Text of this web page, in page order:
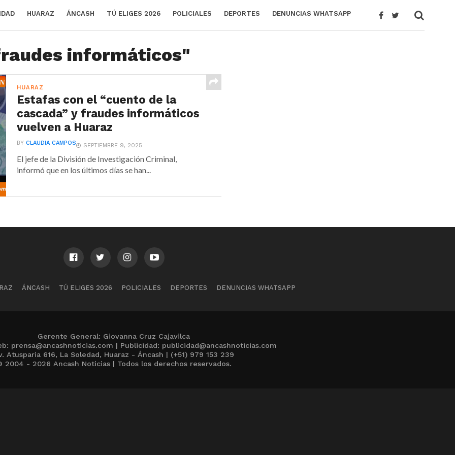
HUARAZ ÁNCASH TÚ ELIGES 2026 POLICIALES DEPORTES DENUNCIAS WHATSAPP
informáticos"
HUARAZ
Estafas con el “cuento de la
cascada” y fraudes informáticos
vuelven a Huaraz
BYCLAUDIA CAMPOS SEPTIEMBRE 9, 2025
El jefe de la División de Investigación Criminal,
informó que en los últimos días se han...
ÁNCASH TÚ ELIGES 2026 POLICIALES DEPORTES DENUNCIAS WHATSAPP
Gerente General: Giovanna Cruz Cajavilca
prensa@ancashnoticias.com | Publicidad: publicidad@ancashnoticias.com
Atusparia 616, La Soledad, Huaraz - Áncash | (+51) 979 153 239
2004 - 2026 Ancash Noticias | Todos los derechos reservados.